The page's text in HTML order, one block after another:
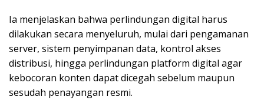
Ia menjelaskan bahwa perlindungan digital harus
dilakukan secara menyeluruh, mulai dari pengamanan
server, sistem penyimpanan data, kontrol akses
distribusi, hingga perlindungan platform digital agar
kebocoran konten dapat dicegah sebelum maupun
sesudah penayangan resmi.